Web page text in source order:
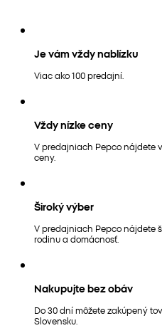
Je vám vždy nablízku
Viac ako 100 predajní.
Vždy nízke ceny
V predajniach Pepco nájdete
ceny.
Široký výber
V predajniach Pepco nájdete
rodinu a domácnosť.
Nakupujte bez obáv
Do 30 dní môžete zakúpený
Slovensku.